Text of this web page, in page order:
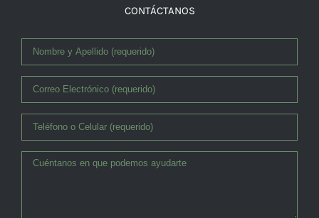
CONTÁCTANOS